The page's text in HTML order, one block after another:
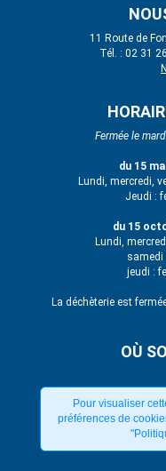
11 Route de
Tél. : 02 31
Fermée le
du 15
Lundi, mercredi,
Jeudi :
du 15
Lundi,
jeudi :
La déchèterie est
OÙ
Pour visualiser
préférences de